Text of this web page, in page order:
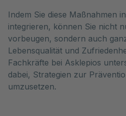
Indem Sie diese Maßnahmen
integrieren, können Sie nicht
vorbeugen, sondern auch
Lebensqualität und
Fachkräfte bei Asklepios
dabei, Strategien zur
umzusetzen.